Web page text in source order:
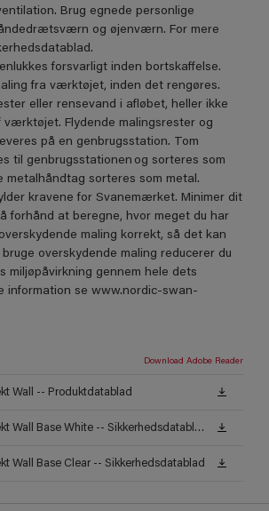
Brug egnede personlige
og øjenværn. For mere
forsvarligt inden bortskaffelse.
fra værktøjet, inden det rengøres.
eller rensevand i afløbet, heller ikke
værktøjet. Flydende malingsrester og
på en genbrugsstation. Tom
til genbrugsstationen og sorteres som
metalhåndtag sorteres som metal.
kravene for Svanemærket. Minimer dit
forhånd at beregne, hvor meget du har
maling korrekt, så det kan
overskydende maling reducerer du
miljøpåvirkning gennem hele dets
information se www.nordic-swan-
Download Adobe Reader
Wall -- Produktdatablad
Sadolin Perfekt Wall Base White -- Sikkerhedsdatablad
Wall Base Clear -- Sikkerhedsdatablad